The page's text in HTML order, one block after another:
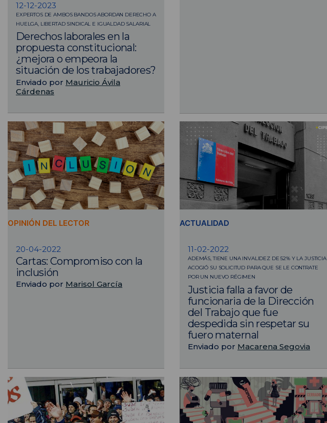
12-12-2023
EXPERTOS DE AMBOS BANDOS ABORDAN DERECHO A
HUELGA, LIBERTAD SINDICAL E IGUALDAD SALARIAL
Derechos laborales en la
propuesta constitucional:
¿mejora o empeora la
situación de los trabajadores?
Enviado por Mauricio Ávila
Cárdenas
OPINIÓN DEL LECTOR
20-04-2022
Cartas: Compromiso con la
inclusión
Enviado por Marisol García
ACTUALIDAD
11-02-2022
ADEMÁS, TIENE UNA INVALIDEZ DE 52% Y LA JUSTICIA
ACOGIÓ SU SOLICITUD PARA QUE SE LE CONTRATE
POR UN NUEVO RÉGIMEN
Justicia falla a favor de
funcionaria de la Dirección
del Trabajo que fue
despedida sin respetar su
fuero maternal
Enviado por Macarena Segovia